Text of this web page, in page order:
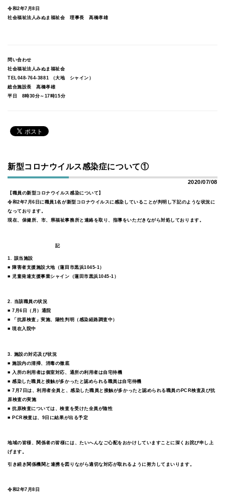
令和2年7月8日
社会福祉法人みぬま福祉会 理事長 高橋孝雄
問い合わせ
社会福祉法人みぬま福祉会
TEL048-764-3881 （大地 シャイン）
総合施設長 高橋孝雄
平日 8時30分～17時15分
新型コロナウイルス感染症について①
2020/07/08
【職員の新型コロナウイルス感染について】
令和2年7月6日に職員1名が新型コロナウイルスに感染していることが判明し下記のような状況に
なっております。
現在、保健所、市、県福祉事務所と連絡を取り、指導をいただきながら対処しております。
記
1. 該当施設
■ 障害者支援施設大地（蓮田市黒浜1045-1）
■ 児童発達支援事業シャイン（蓮田市黒浜1045-1）
2. 当該職員の状況
■ 7月6日（月）通院
■ 「抗原検査」実施、陽性判明（感染経路調査中）
■ 現在入院中
3. 施設の対応及び状況
■ 施設内の清掃、消毒の徹底
■ 入所の利用者は個室対応、通所の利用者は自宅待機
■ 感染した職員と接触が多かったと認められる職員は自宅待機
■ 7月7日は、利用者全員と、感染した職員と接触が多かったと認められる職員のPCR検査及び抗
原検査の実施
■ 抗原検査については、検査を受けた全員が陰性
■ PCR検査は、9日に結果が出る予定
地域の皆様、関係者の皆様には、たいへんなご心配をおかけしていますことに深くお詫び申し上
げます。
引き続き関係機関と連携を図りながら適切な対応が取れるように努力してまいります。
令和2年7月8日